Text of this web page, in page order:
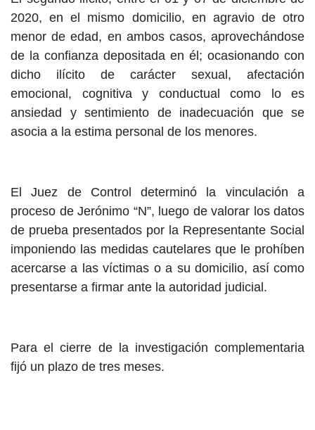
2020, en el mismo domicilio, en agravio de otro
menor de edad, en ambos casos, aprovechándose
de la confianza depositada en él; ocasionando con
dicho ilícito de carácter sexual, afectación
emocional, cognitiva y conductual como lo es
ansiedad y sentimiento de inadecuación que se
asocia a la estima personal de los menores.
El Juez de Control determinó la vinculación a
proceso de Jerónimo “N”, luego de valorar los datos
de prueba presentados por la Representante Social
imponiendo las medidas cautelares que le prohíben
acercarse a las víctimas o a su domicilio, así como
presentarse a firmar ante la autoridad judicial.
Para el cierre de la investigación complementaria
fijó un plazo de tres meses.